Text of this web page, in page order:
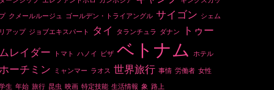
プ クメールルージュ ゴールデン・トライアングル サイゴン シェム
リアップ ジョブエキスパート タイ タランチュラ ダナン
トゥー
ムレイダー
トマト ハノイ ビザ ベトナム ホテル
ホーチミン ミャンマー ラオス 世界旅行 事情 労働者 女性
生 年始 旅行 昆虫 映画 特定技能 生活情報 象 路上